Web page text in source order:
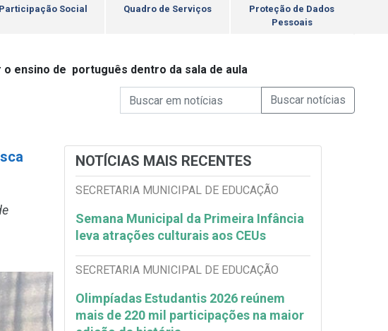
Participação Social Quadro de Serviços
Proteção de Dados
Pessoais
ensino de português dentro da sala de aula
Campo de Busca de Notícias
Campo de Busca de informaçõesEnviar a Busca de
NOTÍCIAS MAIS RECENTES
SECRETARIA MUNICIPAL DE EDUCAÇÃO
Semana Municipal da Primeira Infância
leva atrações culturais aos CEUs
SECRETARIA MUNICIPAL DE EDUCAÇÃO
Olimpíadas Estudantis 2026 reúnem
mais de 220 mil participações na maior